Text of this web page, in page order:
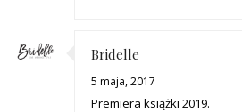
Bridelle
5 maja, 2017
Premiera książki 2019.